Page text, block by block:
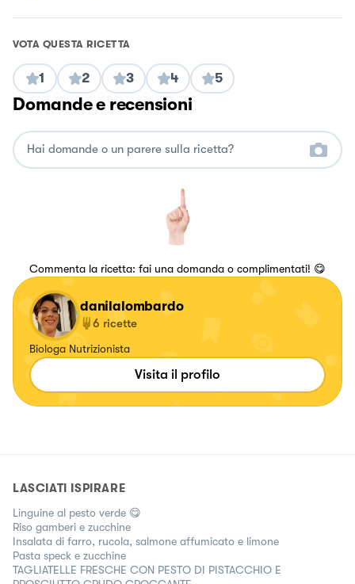
VOTA QUESTA RICETTA
1 2 3 4 5
Domande e recensioni
Commenta la ricetta: fai una domanda o complimentati! 😋
danilalombardo
6 ricette
Biologa Nutrizionista
Visita il profilo
LASCIATI ISPIRARE
Linguine al pesto verde 😋
Riso gamberi e zucchine
Insalata di farro, rucola, salmone affumicato e limone
Pasta speck e zucchine
TAGLIATELLE FRESCHE CON PESTO DI PISTACCHIO E